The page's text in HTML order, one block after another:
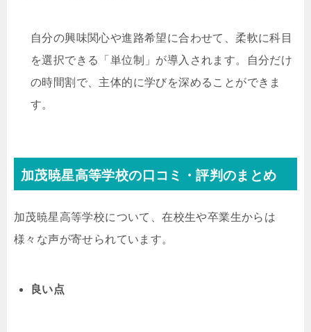
自分の興味関心や進路希望に合わせて、柔軟に科目
を選択できる「単位制」が導入されます。自分だけ
の時間割で、主体的に学びを深めることができま
す。
加茂暁星高等学校の口コミ・評判のまとめ
加茂暁星高等学校について、在校生や卒業生からは
様々な声が寄せられています。
良い点